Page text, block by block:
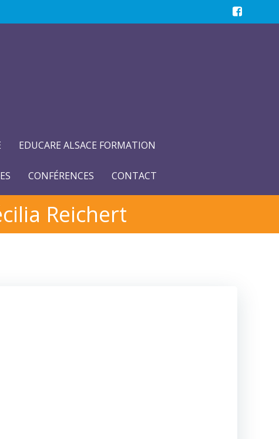
EDUCARE ALSACE FORMATION
CONFÉRENCES CONTACT
Reichert